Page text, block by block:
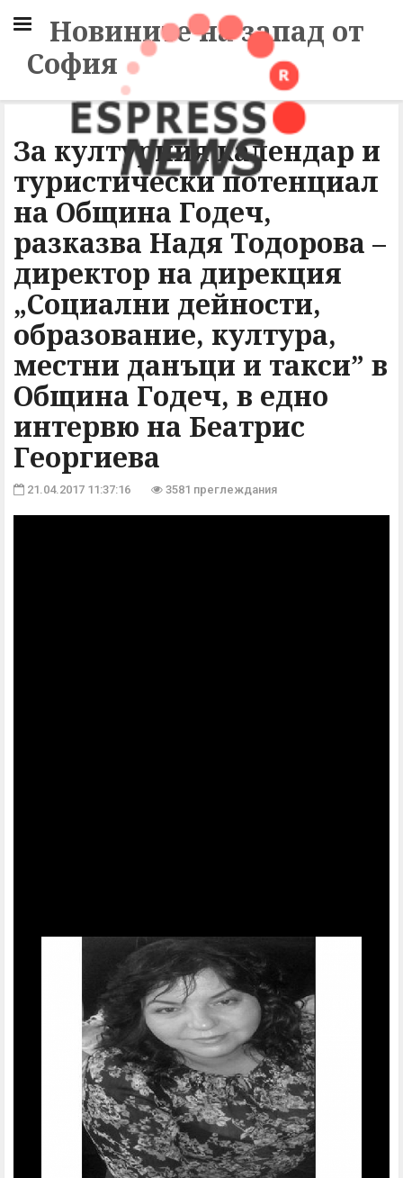
Новините на запад от
София
За културния календар и
туристически потенциал
на Община Годеч,
разказва Надя Тодорова –
директор на дирекция
„Социални дейности,
образование, култура,
местни данъци и такси” в
Община Годеч, в едно
интервю на Беатрис
Георгиева
21.04.2017 11:37:16 3581 преглеждания